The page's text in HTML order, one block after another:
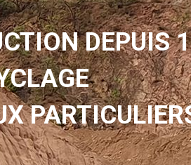
DEPUIS